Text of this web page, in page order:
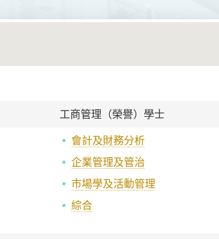
工商管理（榮譽） 學士
會計及財務分析
企業管理及管治
市場學及活動管理
綜合